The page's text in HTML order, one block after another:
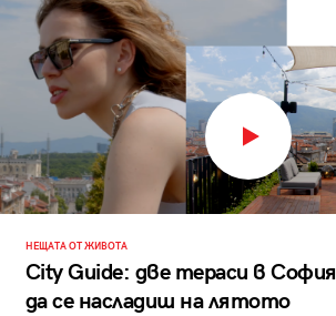
НЕЩАТА ОТ ЖИВОТА
City Guide: две тераси в
да се насладиш на лятото